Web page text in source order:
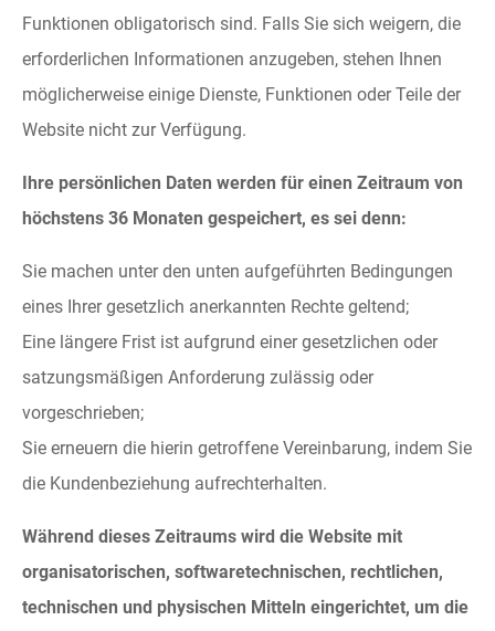
Funktionen obligatorisch sind. Falls Sie sich weigern, die
erforderlichen Informationen anzugeben, stehen Ihnen
möglicherweise einige Dienste, Funktionen oder Teile der
Website nicht zur Verfügung.
Ihre persönlichen Daten werden für einen Zeitraum von
höchstens 36 Monaten gespeichert, es sei denn:
Sie machen unter den unten aufgeführten Bedingungen
eines Ihrer gesetzlich anerkannten Rechte geltend;
Eine längere Frist ist aufgrund einer gesetzlichen oder
satzungsmäßigen Anforderung zulässig oder
vorgeschrieben;
Sie erneuern die hierin getroffene Vereinbarung, indem Sie
die Kundenbeziehung aufrechterhalten.
Während dieses Zeitraums wird die Website mit
organisatorischen, softwaretechnischen, rechtlichen,
technischen und physischen Mitteln eingerichtet, um die